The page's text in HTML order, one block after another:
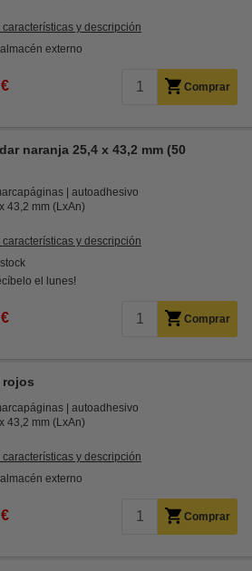
características y descripción
externo
Comprar
naranja 25,4 x 43,2 mm (50
autoadhesivo
43,2 mm (LxAn)
características y descripción
el lunes!
Comprar
rojos
autoadhesivo
43,2 mm (LxAn)
características y descripción
externo
Comprar